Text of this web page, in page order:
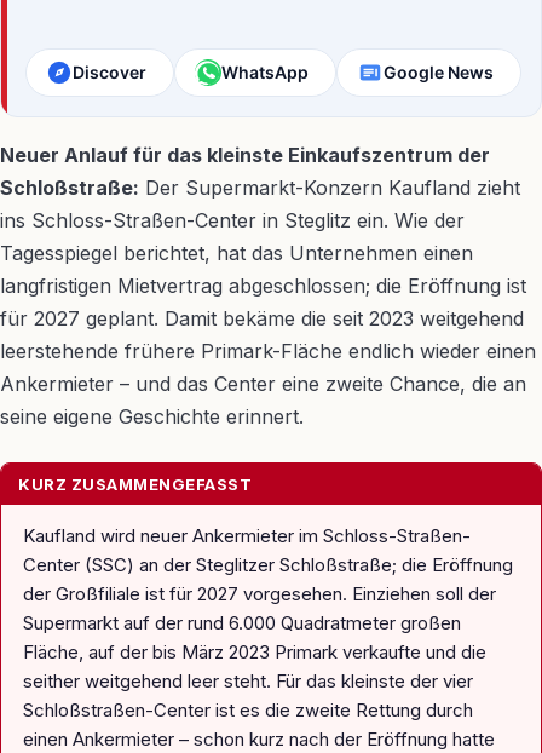
Discover WhatsApp Google News
Neuer Anlauf für das kleinste Einkaufszentrum der
Schloßstraße: Der Supermarkt-Konzern Kaufland zieht
ins Schloss-Straßen-Center in Steglitz ein. Wie der
Tagesspiegel berichtet, hat das Unternehmen einen
langfristigen Mietvertrag abgeschlossen; die Eröffnung ist
für 2027 geplant. Damit bekäme die seit 2023 weitgehend
leerstehende frühere Primark-Fläche endlich wieder einen
Ankermieter – und das Center eine zweite Chance, die an
seine eigene Geschichte erinnert.
KURZ ZUSAMMENGEFASST
Kaufland wird neuer Ankermieter im Schloss-Straßen-
Center (SSC) an der Steglitzer Schloßstraße; die Eröffnung
der Großfiliale ist für 2027 vorgesehen. Einziehen soll der
Supermarkt auf der rund 6.000 Quadratmeter großen
Fläche, auf der bis März 2023 Primark verkaufte und die
seither weitgehend leer steht. Für das kleinste der vier
Schloßstraßen-Center ist es die zweite Rettung durch
einen Ankermieter – schon kurz nach der Eröffnung hatte